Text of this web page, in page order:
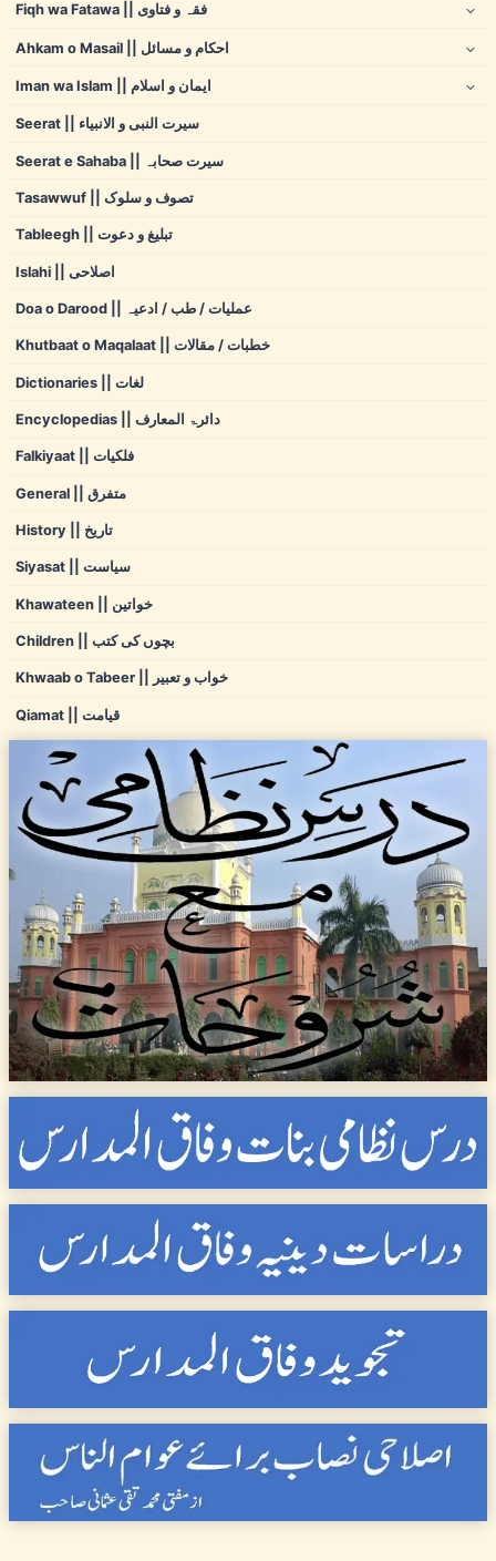
Fiqh wa Fatawa || فقہ و فتاوی
Ahkam o Masail || احکام و مسائل
Iman wa Islam || ایمان و اسلام
Seerat || سیرت النبی و الانبیاء
Seerat e Sahaba || سیرت صحابہ
Tasawwuf || تصوف و سلوک
Tableegh || تبلیغ و دعوت
Islahi || اصلاحی
Doa o Darood || عملیات / طب / ادعیہ
Khutbaat o Maqalaat || خطبات / مقالات
Dictionaries || لغات
Encyclopedias || دائرۃ المعارف
Falkiyaat || فلکیات
General || متفرق
History || تاریخ
Siyasat || سیاست
Khawateen || خواتین
Children || بچوں کی کتب
Khwaab o Tabeer || خواب و تعبیر
Qiamat || قیامت